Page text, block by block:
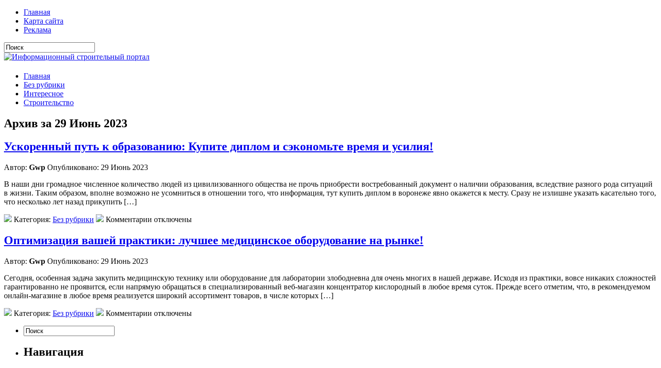
Главная
Карта сайта
Реклама
Главная
Без рубрики
Интересное
Строительство
Архив за 29 Июнь 2023
Ускоренный путь к образованию: Купите диплом и сэкономьте время и усилия!
Автор: Gwp Опубликовано: 29 Июнь 2023
В наши дни громадное численное количество людей из цивилизованного общества не прочь приобрести востребованный документ о наличии образования, вследствие разного рода ситуаций
в жизни. Таким образом, вполне возможно не усомниться в отношении того, что информация, тут купить диплом в воронеже явно окажется к месту. Сразу не излишне указать касательно того,
что несколько лет назад прикупить […]
Категория: Без рубрики Комментарии отключены
Оптимизация вашей практики: лучшее медицинское оборудование на рынке!
Автор: Gwp Опубликовано: 29 Июнь 2023
Сегодня, особенная задача закупить медицинскую технику или оборудование для лаборатории злободневна для очень многих в нашей державе. Исходя из практики, вовсе никаких сложностей
гарантированно не проявится, если напрямую обращаться в специализированный веб-магазин концентратор кислородный в любое время суток. Прежде всего отметим, что, в рекомендуемом
онлайн-магазине в любое время реализуется широкий ассортимент товаров, в числе которых […]
Категория: Без рубрики Комментарии отключены
Навигация